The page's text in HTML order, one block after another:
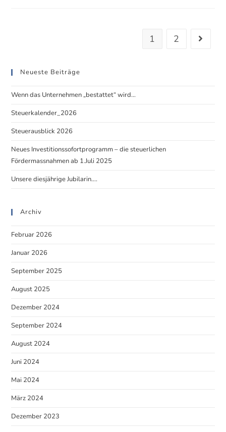
1 2 Gehe
Neueste Beiträge
Wenn das Unternehmen „bestattet“ wird…
Steuerkalender_2026
Steuerausblick 2026
Neues Investitionssofortprogramm – die steuerlichen
Fördermassnahmen ab 1.Juli 2025
Unsere diesjährige Jubilarin….
Archiv
Februar 2026
Januar 2026
September 2025
August 2025
Dezember 2024
September 2024
August 2024
Juni 2024
Mai 2024
März 2024
Dezember 2023